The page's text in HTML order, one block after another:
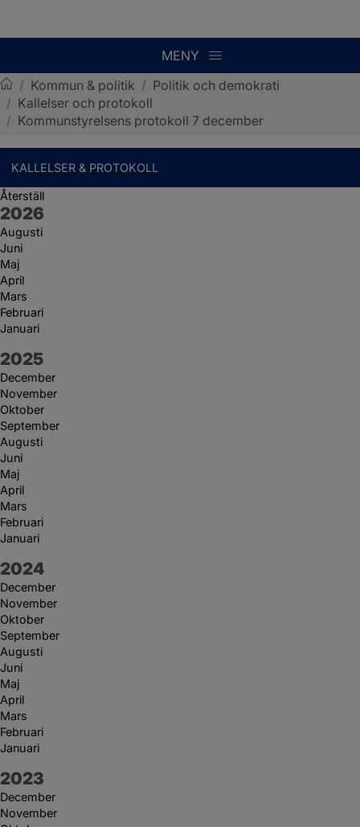
MENY
Sotenäs kommun
/ Kommun & politik / Politik och demokrati
/ Kallelser och protokoll
/ Kommunstyrelsens protokoll 7 december
KALLELSER & PROTOKOLL
Återställ
År:
2026
Augusti
Juni
Maj
April
Mars
Februari
Januari
År:
2025
December
November
Oktober
September
Augusti
Juni
Maj
April
Mars
Februari
Januari
År:
2024
December
November
Oktober
September
Augusti
Juni
Maj
April
Mars
Februari
Januari
År:
2023
December
November